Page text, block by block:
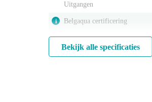
Uitgangen
i Belgaqua certificering
Bekijk alle specificaties